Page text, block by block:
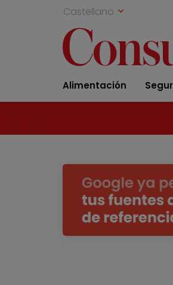
Castellano
Alimentación